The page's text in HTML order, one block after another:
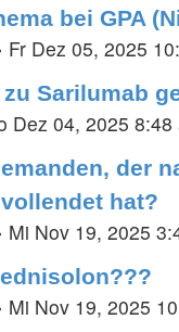
bei GPA
Fr Dez 05, 2025
Sarilumab
Dez 04, 2025 8:48
der
hat?
Mi Nov 19, 2025
Mi Nov 19, 2025